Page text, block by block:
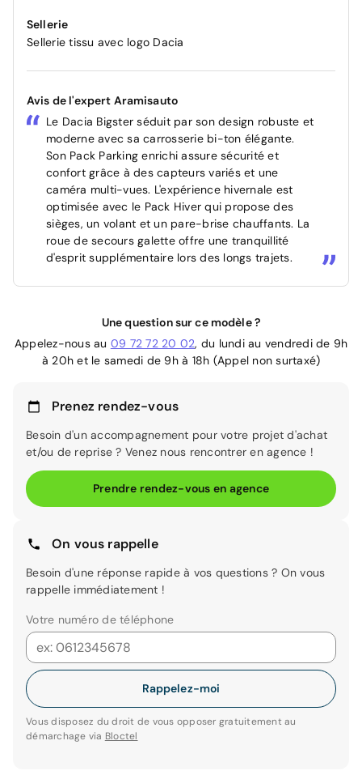
Sellerie
Sellerie tissu avec logo Dacia
Avis de l'expert Aramisauto
Le Dacia Bigster séduit par son design robuste et
moderne avec sa carrosserie bi-ton élégante.
Son Pack Parking enrichi assure sécurité et
confort grâce à des capteurs variés et une
caméra multi-vues. L'expérience hivernale est
optimisée avec le Pack Hiver qui propose des
sièges, un volant et un pare-brise chauffants. La
roue de secours galette offre une tranquillité
d'esprit supplémentaire lors des longs trajets.
Une question sur ce modèle ?
Appelez-nous au 09 72 72 20 02, du lundi au vendredi de 9h
à 20h et le samedi de 9h à 18h (Appel non surtaxé)
Prenez rendez-vous
Besoin d'un accompagnement pour votre projet d'achat
et/ou de reprise ? Venez nous rencontrer en agence !
Prendre rendez-vous en agence
On vous rappelle
Besoin d'une réponse rapide à vos questions ? On vous
rappelle immédiatement !
Votre numéro de téléphone
Rappelez-moi
Vous disposez du droit de vous opposer gratuitement au
démarchage via Bloctel